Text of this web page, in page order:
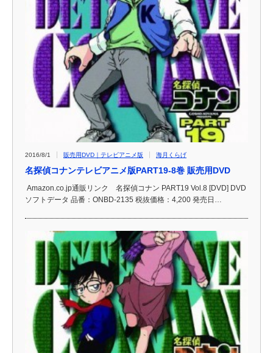
2016/8/1 販売用DVD｜テレビアニメ版 海月くらげ
名探偵コナンテレビアニメ版PART19-8巻 販売用DVD
Amazon.co.jp通販リンク 名探偵コナン PART19 Vol.8 [DVD] DVD
ソフトデータ 品番：ONBD-2135 税抜価格：4,200 発売日…